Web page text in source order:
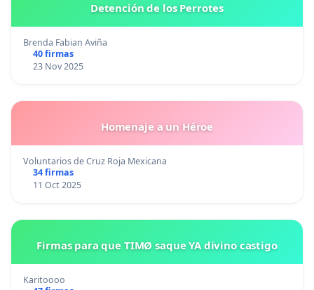
Detención de los Perrotes
Brenda Fabian Aviña
40 firmas
23 Nov 2025
Homenaje a un Héroe
Voluntarios de Cruz Roja Mexicana
34 firmas
11 Oct 2025
Firmas para que TIMØ saque YA divino castigo
Karitoooo